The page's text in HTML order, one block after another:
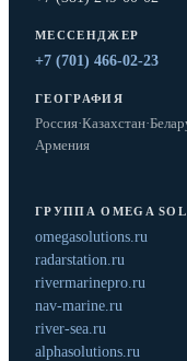
МЕССЕНДЖЕР
+7 (701) 466-02-23
ГЕОГРАФИЯ
Россия·Казахстан·
Армения
ГРУППА OMEGA
omegasolutions.ru
radarstation.ru
rivermarinepro.ru
nav-marine.ru
river-sea.ru
alphasolutions.ru